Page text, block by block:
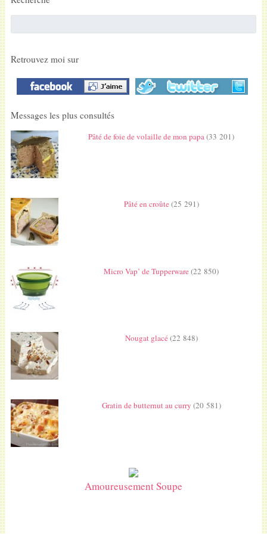
Retrouvez moi sur
Messages les plus consultés
Pâté de foie de volaille de mon papa(33 201)
Pâté en croûte(25 291)
Micro Vap’ de Tupperware(22 850)
Nougat glacé(22 848)
Gratin de butternut au curry (20 581)
Amoureusement Soupe